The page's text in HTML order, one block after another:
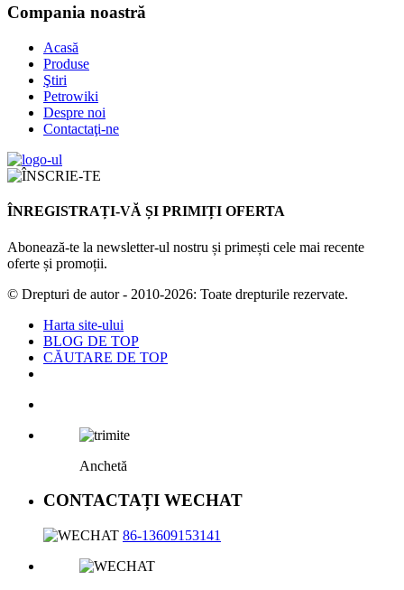
Compania noastră
Acasă
Produse
Ştiri
Petrowiki
Despre noi
Contactaţi-ne
ÎNREGISTRAȚI-VĂ ȘI PRIMIȚI OFERTA
Abonează-te la newsletter-ul nostru și primești cele mai recente
oferte și promoții.
© Drepturi de autor - 2010-2026: Toate drepturile rezervate.
Harta site-ului
BLOG DE TOP
CĂUTARE DE TOP
Anchetă
CONTACTAȚI WECHAT
86-13609153141